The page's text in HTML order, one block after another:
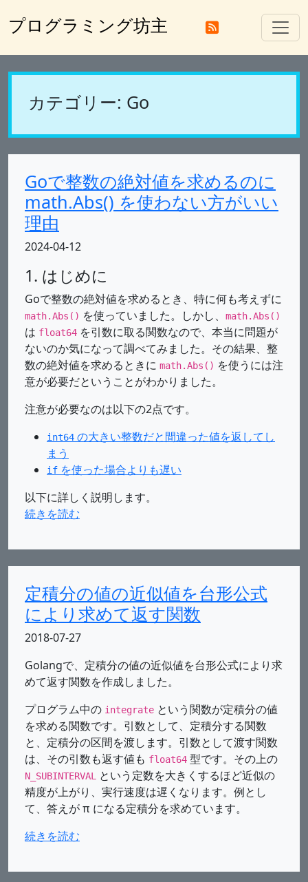
プログラミング坊主
カテゴリー: Go
Goで整数の絶対値を求めるのに
math.Abs() を使わない方がいい
理由
2024-04-12
1. はじめに
Goで整数の絶対値を求めるとき、特に何も考えずに
math.Abs() を使っていました。しかし、 math.Abs()
は float64 を引数に取る関数なので、本当に問題が
ないのか気になって調べてみました。その結果、整
数の絶対値を求めるときに math.Abs() を使うには注
意が必要だということがわかりました。
注意が必要なのは以下の2点です。
int64 の大きい整数だと間違った値を返してし
まう
if を使った場合よりも遅い
以下に詳しく説明します。
続きを読む
定積分の値の近似値を台形公式
により求めて返す関数
2018-07-27
Golangで、定積分の値の近似値を台形公式により求
めて返す関数を作成しました。
プログラム中の integrate という関数が定積分の値
を求める関数です。引数として、定積分する関数
と、定積分の区間を渡します。引数として渡す関数
は、その引数も返す値も float64 型です。その上の
N_SUBINTERVAL
という定数を大きくするほど近似の
精度が上がり、実行速度は遅くなります。例とし
て、答えが π になる定積分を求めています。
続きを読む